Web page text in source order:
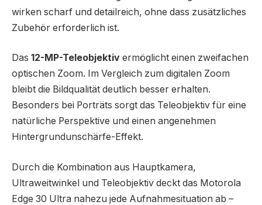
wirken scharf und detailreich, ohne dass zusätzliches
Zubehör erforderlich ist.
Das 12-MP-Teleobjektiv ermöglicht einen zweifachen
optischen Zoom. Im Vergleich zum digitalen Zoom
bleibt die Bildqualität deutlich besser erhalten.
Besonders bei Porträts sorgt das Teleobjektiv für eine
natürliche Perspektive und einen angenehmen
Hintergrundunschärfe-Effekt.
Durch die Kombination aus Hauptkamera,
Ultraweitwinkel und Teleobjektiv deckt das Motorola
Edge 30 Ultra nahezu jede Aufnahmesituation ab –